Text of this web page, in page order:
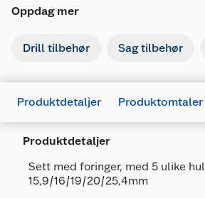
Oppdag mer
Drill tilbehør Sag tilbehør
Produktdetaljer Produktomtaler
Produktdetaljer
Sett med foringer, med 5 ulike
15,9/16/19/20/25,4mm
Artikkelnummer
Leverandørens artikkelnummer